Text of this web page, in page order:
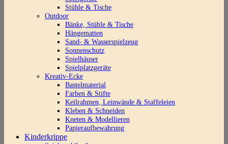
Stühle & Tische
Outdoor
Bänke, Stühle & Tische
Hängematten
Sand- & Wasserspielzeug
Sonnenschutz
Spielhäuser
Spielplatzgeräte
Kreativ-Ecke
Bastelmaterial
Farben & Stifte
Keilrahmen, Leinwände & Staffeleien
Kleben & Schneiden
Kneten & Modellieren
Papieraufbewahrung
Kinderkrippe